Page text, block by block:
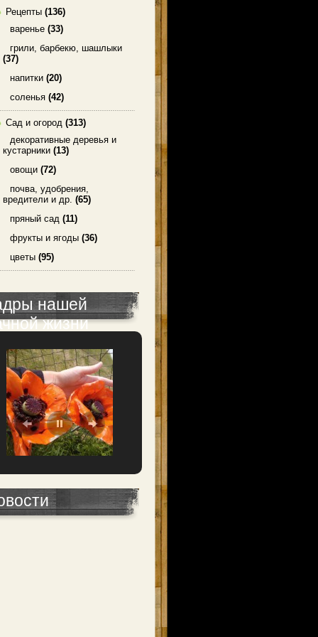
Рецепты (136)
варенье (33)
грили, барбекю, шашлыки
(37)
напитки (20)
соленья (42)
Сад и огород (313)
декоративные деревья и
кустарники (13)
овощи (72)
почва, удобрения,
вредители и др. (65)
пряный сад (11)
фрукты и ягоды (36)
цветы (95)
нашей
жизни